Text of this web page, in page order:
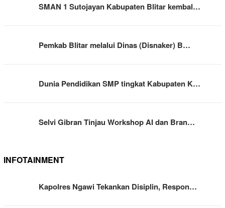
SMAN 1 Sutojayan Kabupaten Blitar kembal…
Pemkab Blitar melalui Dinas (Disnaker) B…
Dunia Pendidikan SMP tingkat Kabupaten K…
Selvi Gibran Tinjau Workshop AI dan Bran…
INFOTAINMENT
Kapolres Ngawi Tekankan Disiplin, Respon…